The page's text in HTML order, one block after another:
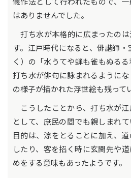
はありませんでした。
打ち水が本格的に広まったの
す。江戸時代になると、俳諧師
く）の「水うてや蝉も雀もぬるる
打ち水が俳句に詠まれるように
の様子が描かれた浮世絵も残って
こうしたことから、打ち水が
として、庶民の間でも親しまれ
目的は、涼をとることに加え、
したり、客を招く時に玄関先や
めをする意味もあったようです。